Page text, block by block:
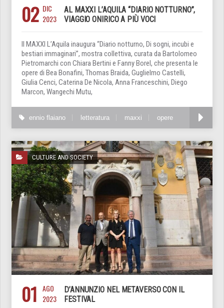
02 DIC
2023
AL MAXXI L’AQUILA “DIARIO NOTTURNO”,
VIAGGIO ONIRICO A PIÙ VOCI
Il MAXXI L’Aquila inaugura “Diario notturno, Di sogni, incubi e
bestiari immaginari”, mostra collettiva, curata da Bartolomeo
Pietromarchi con Chiara Bertini e Fanny Borel, che presenta le
opere di Bea Bonafini, Thomas Braida, Guglielmo Castelli,
Giulia Cenci, Caterina De Nicola, Anna Franceschini, Diego
Marcon, Wangechi Mutu,
ennio flaiano letteratura maxxi opere
CULTURE AND SOCIETY
01 AGO
2023
D’ANNUNZIO NEL METAVERSO CON IL
FESTIVAL